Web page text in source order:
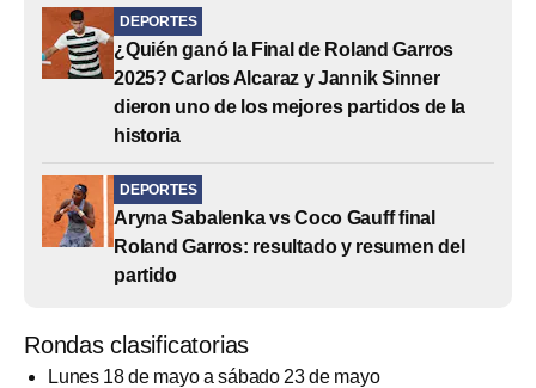
DEPORTES
¿Quién ganó la Final de Roland Garros
2025? Carlos Alcaraz y Jannik Sinner
dieron uno de los mejores partidos de la
historia
DEPORTES
Aryna Sabalenka vs Coco Gauff final
Roland Garros: resultado y resumen del
partido
Rondas clasificatorias
Lunes 18 de mayo a sábado 23 de mayo